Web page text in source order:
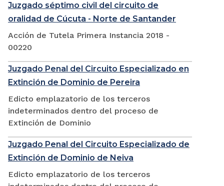
Juzgado séptimo civil del circuito de
oralidad de Cúcuta - Norte de Santander
Acción de Tutela Primera Instancia 2018 -
00220
Juzgado Penal del Circuito Especializado en
Extinción de Dominio de Pereira
Edicto emplazatorio de los terceros
indeterminados dentro del proceso de
Extinción de Dominio
Juzgado Penal del Circuito Especializado de
Extinción de Dominio de Neiva
Edicto emplazatorio de los terceros